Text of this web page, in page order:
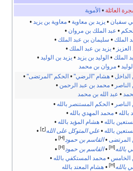
العائلة • الأموية
سفيان •يزيد بن معاوية •معاوية بن يزيد •
• عبد الملك بن مروان •
الملك • سليمان بن عبد الملك •
•يزيد بن عبد الملك •
الملك • الوليد بن يزيد •يزيد بن الوليد •
•مروان بن محمد
الداخل •هشام "الرضي" • الحكم "المرتضى" •
•محمد بن عبد الرحمن •
• عبد الله بن محمد
• الحكم المستنصر بالله •
•محمد المهدي بالله •
بالله •هشام المؤيد بالله •
بالله •علي المتوكل على الله[ح] •
المرتضى •القاسم بن حمود[H]
•
بالله[H]
•القاسم بن حمود [H]
•
الخامس •محمد المستكفي بالله •
بالله[H]
•هشام المعتد بالله